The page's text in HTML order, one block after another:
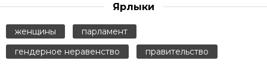
Ярлыки
женщины
парламент
гендерное неравенство
правительство